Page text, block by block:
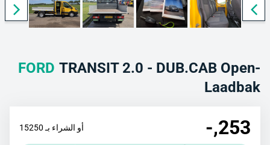
FORD TRANSIT 2.0 - DUB.CAB Open-
Laadbak
253
,- أو الشراء بـ 15250